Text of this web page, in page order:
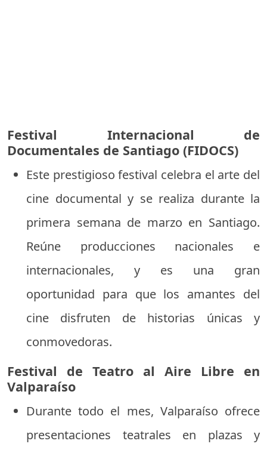
Festival Internacional de
Documentales de Santiago (FIDOCS)
Este prestigioso festival celebra el arte del
cine documental y se realiza durante la
primera semana de marzo en Santiago.
Reúne producciones nacionales e
internacionales, y es una gran
oportunidad para que los amantes del
cine disfruten de historias únicas y
conmovedoras.
Festival de Teatro al Aire Libre en
Valparaíso
Durante todo el mes, Valparaíso ofrece
presentaciones teatrales en plazas y